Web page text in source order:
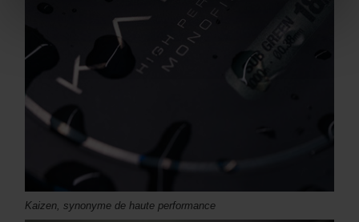
Kaizen, synonyme de haute performance